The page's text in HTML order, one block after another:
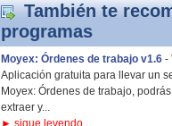
También te
programas
Moyex: Órdenes de trabajo v1.6 -
Aplicación gratuita para llevar un
Moyex: Órdenes de trabajo,
extraer y...
► sigue leyendo